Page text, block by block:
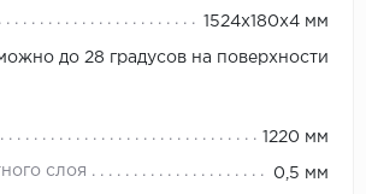
1524х180х4 мм
до 28 градусов на поверхности
1220 мм
слоя 0,5 мм